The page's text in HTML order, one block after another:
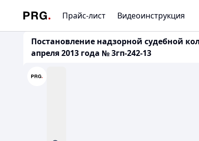
Прайс-лист Видеоинструкция
Постановление надзорной судебной
апреля 2013 года № 3гп-242-13